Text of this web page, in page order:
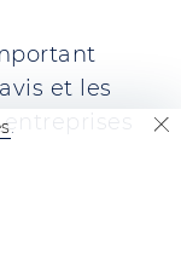
et les
.